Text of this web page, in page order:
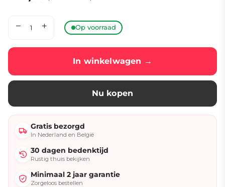
Op voorraad
In winkelwagen →
Nu kopen
Gratis bezorgd
In Nederland en België
30 dagen bedenktijd
Rustig thuis bekijken
Minimaal 2 jaar garantie
Zorgeloos bestellen